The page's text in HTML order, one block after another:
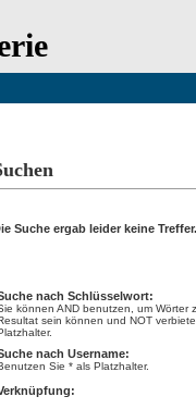
Suche ergab leider keine Treffer.
nach Schlüsselwort:
können AND benutzen, um Wörter
sein können und NOT
nach Username:
Sie * als Platzhalter.